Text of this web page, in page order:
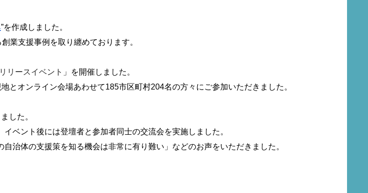
”を作成しました。
業支援事例を取り纏めております。
リースイベント 」を開催しました。
オンライン会場あわせて185市区町村204名の方々にご参加いただきました。
した。
ベント後には登壇者と参加者同士の交流会を実施しました。
治体の支援策を知る機会は非常に有り難い」などのお声をいただきました。